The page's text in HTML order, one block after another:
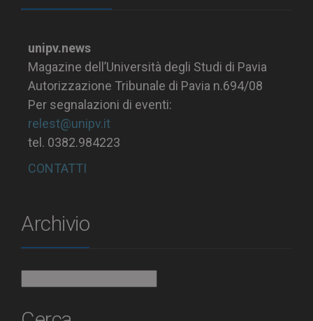
unipv.news
Magazine dell’Università degli Studi di Pavia
Autorizzazione Tribunale di Pavia n.694/08
Per segnalazioni di eventi:
relest@unipv.it
tel. 0382.984223
CONTATTI
Archivio